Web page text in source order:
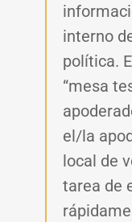
interno
política.
“mesa
el/la
local de
tarea de